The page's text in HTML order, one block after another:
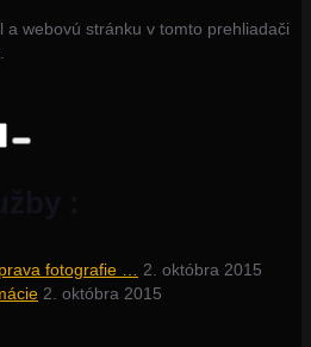
a webovú stránku v tomto prehliadači
fotografie …
2. októbra 2015
2. októbra 2015